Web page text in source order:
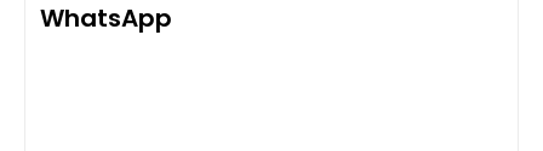
WhatsApp